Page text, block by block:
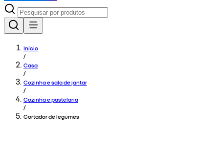
Início
/
Casa
/
Cozinha e sala de jantar
/
Cozinha e pastelaria
/
Cortador de legumes